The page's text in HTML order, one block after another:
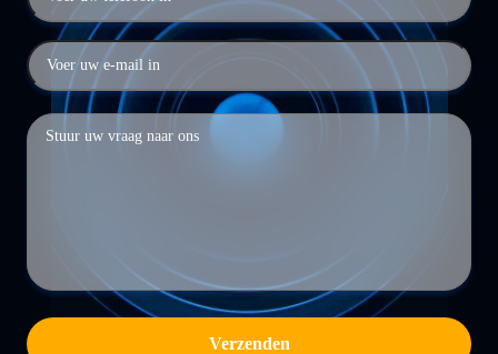
Verzenden